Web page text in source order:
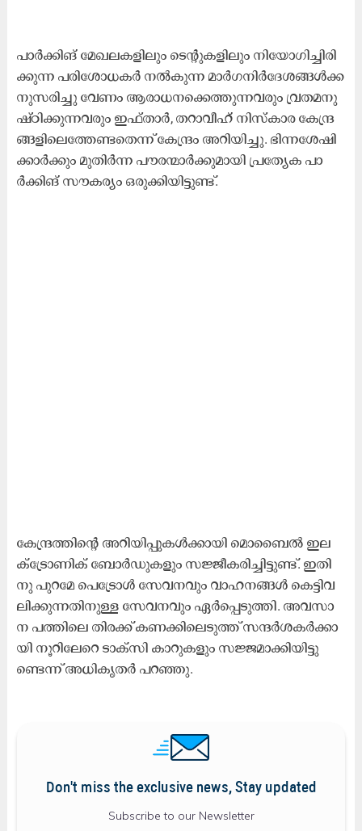
പാ​ര്‍ക്കി​ങ് മേ​ഖ​ല​ക​ളി​ലും ടെ​ന്‍റു​ക​ളി​ലും നി​യോ​ഗി​ച്ചി​രി​
ക്കു​ന്ന പ​രി​ശോ​ധ​ക​ര്‍ ന​ല്‍കു​ന്ന മാ​ര്‍ഗ​നി​ര്‍ദേ​ശ​ങ്ങ​ള്‍ക്ക​
നു​സ​രി​ച്ചു വേ​ണം ആ​രാ​ധ​ന​ക്കെ​ത്തു​ന്ന​വ​രും വ്ര​ത​മ​നു​
ഷ്ഠി​ക്കു​ന്ന​വ​രും ഇ​ഫ്താ​ര്‍, ത​റാ​വീ​ഹ് നി​സ്‌​കാ​ര കേ​ന്ദ്ര​
ങ്ങ​ളി​ലെ​ത്തേ​ണ്ട​തെ​ന്ന് കേ​ന്ദ്രം അ​റി​യി​ച്ചു. ഭി​ന്ന​ശേ​ഷി​
ക്കാ​ര്‍ക്കും മു​തി​ര്‍ന്ന പൗ​ര​ന്മാ​ര്‍ക്കു​മാ​യി പ്ര​ത്യേ​ക പാ​
ര്‍ക്കി​ങ് സൗ​ക​ര്യം ഒ​രു​ക്കി​യി​ട്ടു​ണ്ട്.
കേ​ന്ദ്ര​ത്തി​​ന്റെ അ​റി​യി​പ്പു​ക​ള്‍ക്കാ​യി മൊ​ബൈ​ല്‍ ഇ​ല​
ക്ട്രോ​ണി​ക് ബോ​ര്‍ഡു​ക​ളും സ​ജ്ജീ​ക​രി​ച്ചി​ട്ടു​ണ്ട്. ഇ​തി​
നു പു​റ​മേ പെ​ട്രോ​ള്‍ സേ​വ​ന​വും വാ​ഹ​ന​ങ്ങ​ള്‍ കെ​ട്ടി​വ​
ലി​ക്കു​ന്ന​തി​നു​ള്ള സേ​വ​ന​വും ഏ​ര്‍പ്പെ​ടു​ത്തി. അ​വ​സാ​
ന പ​ത്തി​ലെ തി​ര​ക്ക് ക​ണ​ക്കി​ലെ​ടു​ത്ത് സ​ന്ദ​ര്‍ശ​ക​ര്‍ക്കാ​
യി നൂ​റി​ലേ​റെ ടാ​ക്‌​സി കാ​റു​ക​ളും സ​ജ്ജ​മാ​ക്കി​യി​ട്ടു​
ണ്ടെ​ന്ന്​ അ​ധി​കൃ​ത​ര്‍ പ​റ​ഞ്ഞു.
Don't miss the exclusive news, Stay updated
Subscribe to our Newsletter